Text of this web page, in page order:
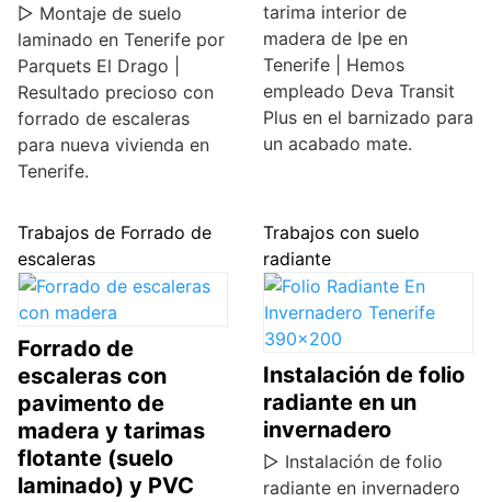
▷ Montaje de suelo
laminado en Tenerife por
Parquets El Drago |
Resultado precioso con
forrado de escaleras
para nueva vivienda en
Tenerife.
tarima interior de
madera de Ipe en
Tenerife | Hemos
empleado Deva Transit
Plus en el barnizado para
un acabado mate.
Trabajos de Forrado de
escaleras
Forrado de
escaleras con
pavimento de
madera y tarimas
flotante (suelo
laminado) y PVC
Trabajos con suelo
radiante
Instalación de folio
radiante en un
invernadero
▷ Instalación de folio
radiante en invernadero